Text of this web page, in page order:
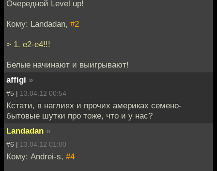
Очередной Level up!
Кому: Landadan, #2
> 1. е2-е4!!!
Белые начинают и выигрывают!
affigi »
#5 | 13.04.12 00:54
Кстати, в наглиях и прочих америках семено-
бытовые шутки про тоже, что и у нас?
Landadan »
#6 | 13.04.12 01:00
Кому: Andrei-s, #4